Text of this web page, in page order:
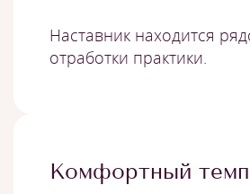
Наставник находится
отработки практики.
Комфортный темп